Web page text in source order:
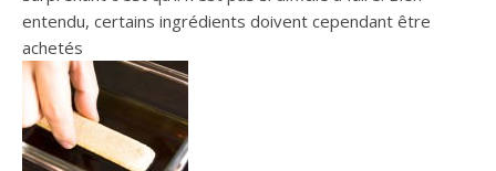
entendu, certains ingrédients doivent cependant être
achetés